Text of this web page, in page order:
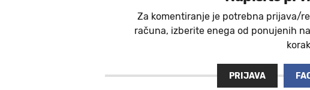
Za komentiranje je potrebna prijava/
računa, izberite enega od ponujenih
PRIJAVA